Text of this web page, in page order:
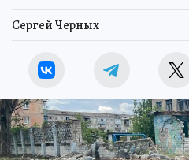
Сергей Черных